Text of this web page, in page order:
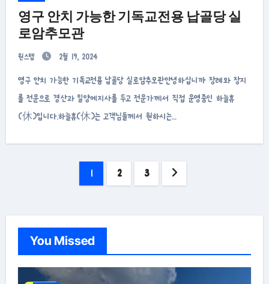
영구 안치 가능한 기독교전용 납골당 실
로암추모관
원스텝 2월 19, 2024
영구 안치 가능한 기독교전용 납골당 실로암추모관안녕하십니까 장례와 장지
를 전문으로 경산과 밀양에지사를 두고 전문가께서 직접 운영중인 하늘휴
(休)입니다.하늘휴(休)는 고객님들께서 원하시는…
이
매
1 2 3
You Missed